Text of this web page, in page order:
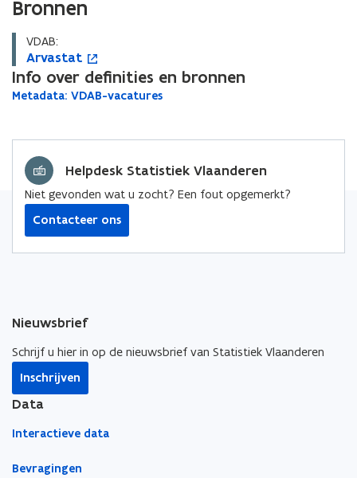
Bronnen
VDAB:
A
r
v
t
a
t
o
p
e
i
n
n
i
e
w
v
t
r
Arvastat
A
r
v
t
a
t
Info over definities en bronnen
M
v
a
c
t
r
s
Metadata: VDAB-vacatures
M
a
a
a
t
r
e
s
Helpdesk Statistiek Vlaanderen
Niet gevonden wat u zocht? Een fout opgemerkt?
Contacteer ons
Nieuwsbrief
Schrijf u hier in op de nieuwsbrief van Statistiek Vlaanderen
Inschrijven
Data
Interactieve data
Bevragingen